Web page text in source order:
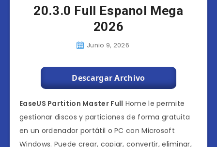
20.3.0 Full Espanol Mega
2026
Junio 9, 2026
Descargar Archivo
EaseUS Partition Master Full Home le permite
gestionar discos y particiones de forma gratuita
en un ordenador portátil o PC con Microsoft
Windows. Puede crear, copiar, convertir, eliminar,